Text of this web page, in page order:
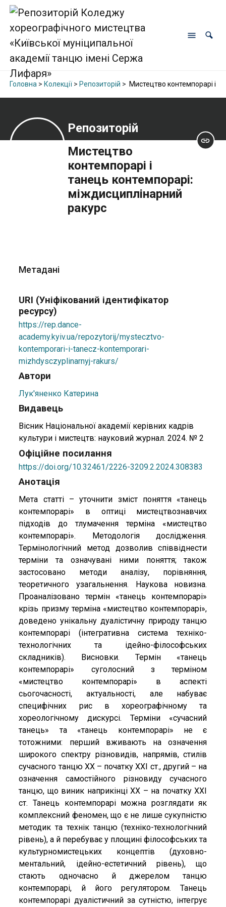
Головна > Колекції> Репозиторій > Мистецтво контемпорарі і
Репозиторій
Мистецтво
контемпорарі і
танець контемпорарі:
міждисциплінарний
ракурс
Метадані
URI (Уніфікований ідентифікатор
ресурсу)
https://rep.dance-
academy.kyiv.ua/repozytorij/mystecztvo-
kontemporari-i-tanecz-kontemporari-
mizhdysczyplinarnyj-rakurs/
Автори
Лук'яненко Катерина
Видавець
Вісник Національної академії керівних кадрів
культури і мистецтв: науковий журнал. 2024. № 2
Офіційне посилання
https://doi.org/10.32461/2226-3209.2.2024.308383
Анотація
Мета статті – уточнити зміст поняття «танець
контемпорарі» в оптиці мистецтвознавчих
підходів до тлумачення терміна «мистецтво
контемпорарі». Методологія дослідження.
Термінологічний метод дозволив співвіднести
терміни та означувані ними поняття; також
застосовано методи аналізу, порівняння,
теоретичного узагальнення. Наукова новизна.
Проаналізовано термін «танець контемпорарі»
крізь призму терміна «мистецтво контемпорарі»,
доведено унікальну дуалістичну природу танцю
контемпорарі (інтегративна система техніко-
технологічних та ідейно-філософських
складників). Висновки. Термін «танець
контемпорарі» суголосний з терміном
«мистецтво контемпорарі» в аспекті
сьогочасності, актуальності, але набуває
специфічних рис в хореографічному та
хореологічному дискурсі. Терміни «сучасний
танець» та «танець контемпорарі» не є
тотожними: перший вживають на означення
широкого спектру різновидів, напрямів, стилів
сучасного танцю ХХ – початку ХХІ ст., другий – на
означення самостійного різновиду сучасного
танцю, що виник наприкінці ХХ – на початку ХХІ
ст. Танець контемпорарі можна розглядати як
комплексний феномен, що є не лише сукупністю
методик та технік танцю (техніко-технологічний
рівень), а й перебуває у площині філософських та
культурномистецьких концептів (духовно-
ментальний, ідейно-естетичний рівень), що
стають одночасно й джерелом танцю
контемпорарі, й його регулятором. Танець
контемпорарі дуалістичний за сутністю, інтегрує